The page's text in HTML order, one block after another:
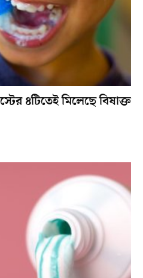
৪টিতেই মিলেছে বিষাক্ত